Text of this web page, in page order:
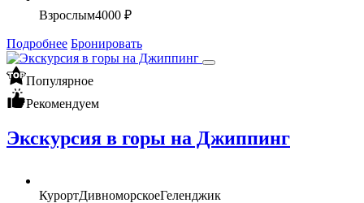
Взрослым4000 ₽
Подробнее Бронировать
Популярное
Рекомендуем
Экскурсия в горы на Джиппинг
КурортДивноморскоеГеленджик